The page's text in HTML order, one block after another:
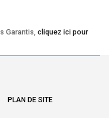
Garantis, cliquez ici pour
PLAN DE SITE